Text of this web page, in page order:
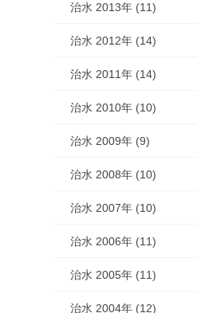
治水 2013年 (11)
治水 2012年 (14)
治水 2011年 (14)
治水 2010年 (10)
治水 2009年 (9)
治水 2008年 (10)
治水 2007年 (10)
治水 2006年 (11)
治水 2005年 (11)
治水 2004年 (12)